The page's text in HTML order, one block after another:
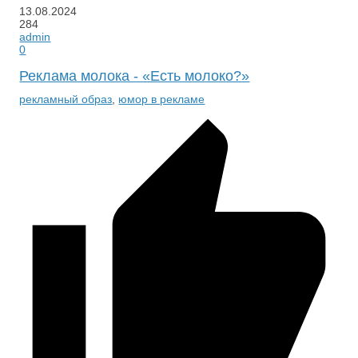
13.08.2024
284
admin
0
Реклама молока - «Есть молоко?»
рекламный образ юмор в рекламе